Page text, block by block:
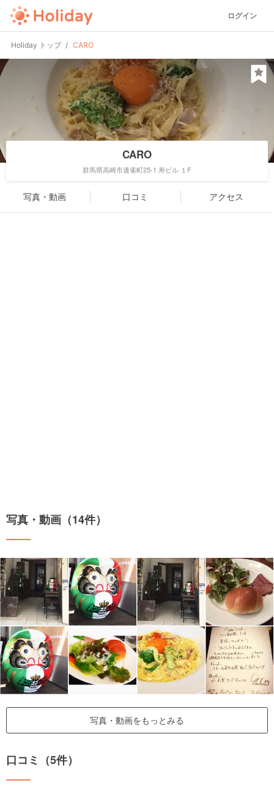
ログイン
Holiday トップ CARO
CARO
群馬県高崎市連雀町25-1 寿ビル １F
写真・動画 口コミ アクセス
写真・動画（14件）
写真・動画をもっとみる
口コミ（5件）